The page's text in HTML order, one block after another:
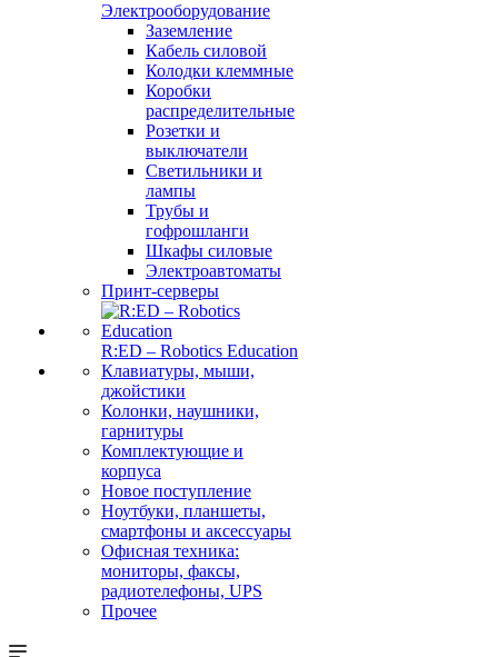
Электрооборудование
Заземление
Кабель силовой
Колодки клеммные
Коробки
распределительные
Розетки и
выключатели
Светильники и
лампы
Трубы и
гофрошланги
Шкафы силовые
Электроавтоматы
Принт-серверы
R:ED – Robotics Education
Клавиатуры, мыши,
джойстики
Колонки, наушники,
гарнитуры
Комплектующие и
корпуса
Новое поступление
Ноутбуки, планшеты,
смартфоны и аксессуары
Офисная техника:
мониторы, факсы,
радиотелефоны, UPS
Прочее